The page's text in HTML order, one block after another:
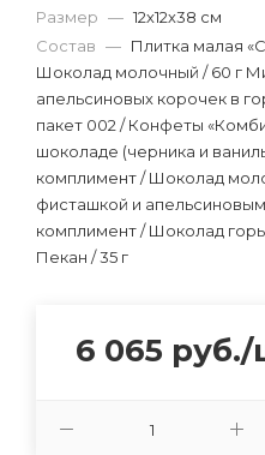
Размер — 12х12х38 см
Состав — Плитка малая
Шоколад молочный / 60 г
апельсиновых корочек в
пакет 002 / Конфеты
шоколаде (черника и
комплимент / Шоколад
фисташкой и
комплимент / Шоколад
Пекан / 35 г
6 065 руб./